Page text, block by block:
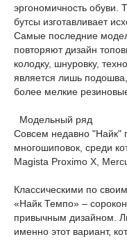
эргономичность обуви.
бутсы изготавливает
Самые последние
повторяют дизайн
колодку, шнуровку,
является лишь
более мелкие
Модельный ряд
Совсем недавно "Найк"
многошиповок, среди
Magista Proximo X,
Классическими по
«Найк Темпо» –
привычным дизайном.
именно этот вариант,